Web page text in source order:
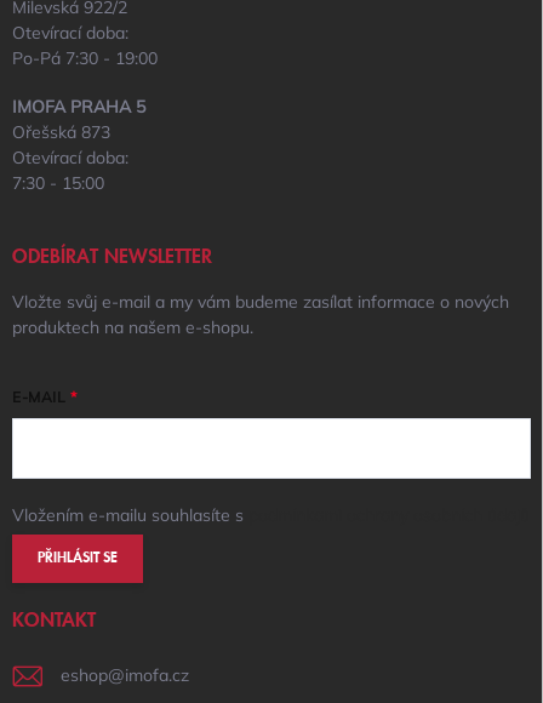
Milevská 922/2
Otevírací doba:
Po-Pá 7:30 - 19:00
IMOFA PRAHA 5
Ořešská 873
Otevírací doba:
7:30 - 15:00
ODEBÍRAT NEWSLETTER
Vložte svůj e-mail a my vám budeme zasílat informace o nových
produktech na našem e-shopu.
E-MAIL
Vložením e-mailu souhlasíte s
PŘIHLÁSIT SE
KONTAKT
eshop@imofa.cz